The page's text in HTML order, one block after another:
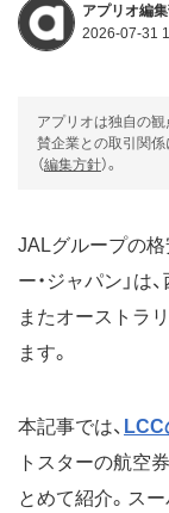
アプリオ編
2026-07-31
アプリオは独自の観
賛企業との取引関係
（編集方針）。
JALグループの格
ー・ジャパン」は
またオーストラ
ます。
本記事では、 LCC
トスターの航空
とめて紹介。ス